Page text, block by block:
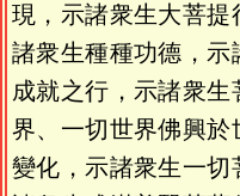
現，示諸衆生大菩
諸衆生種種功德，示
成就之行，示諸衆
界、一切世界佛興於
變化，示諸衆生一